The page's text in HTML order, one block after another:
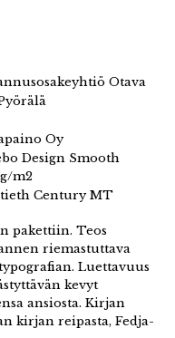
Otava
Oy
Design Smooth
m2
Century MT
pakettiin. Teos
riemastuttava
Luettavuus
kevyt
ansiosta. Kirjan
kirjan reipasta, Fedja-